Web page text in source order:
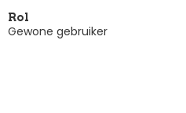
Rol
Gewone gebruiker